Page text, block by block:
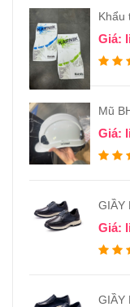
Khẩu
Giá:
Mũ
Giá:
GIẦY
Giá:
GIẦY